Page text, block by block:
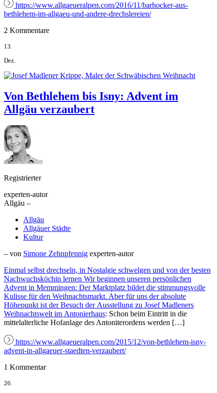
https://www.allgaeueralpen.com/2016/11/barhocker-aus-
bethlehem-im-allgaeu-und-andere-drechslereien/
2 Kommentare
13.
Dez.
Von Bethlehem bis Isny: Advent im
Allgäu verzaubert
Registrierter
experten-autor
Allgäu –
Allgäu
Allgäuer Städte
Kultur
– von Simone Zehnpfennig experten-autor
Einmal selbst drechseln, in Nostalgie schwelgen und von der besten
Nachwuchsköchin lernen Wir beginnen unseren persönlichen
Advent in Memmingen: Der Marktplatz bildet die stimmungsvolle
Kulisse für den Weihnachtsmarkt. Aber für uns der absolute
Höhepunkt ist der Besuch der Ausstellung zu Josef Madleners
Weihnachtswelt im Antonierhaus: Schon beim Eintritt in die
mittelalterliche Hofanlage des Antoniterordens werden […]
https://www.allgaeueralpen.com/2015/12/von-bethlehem-isny-
advent-in-allgaeuer-staedten-verzaubert/
1 Kommentar
26.